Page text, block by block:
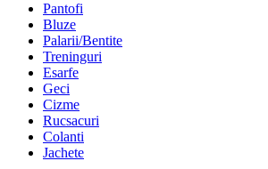
Pantofi
Bluze
Palarii/Bentite
Treninguri
Esarfe
Geci
Cizme
Rucsacuri
Colanti
Jachete